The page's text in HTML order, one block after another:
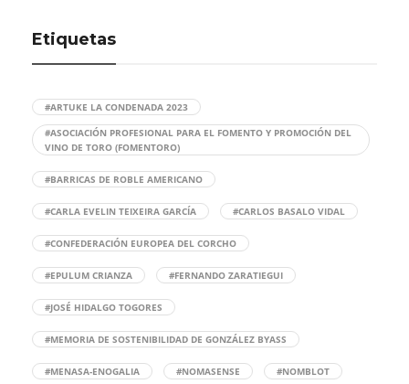
Etiquetas
#ARTUKE LA CONDENADA 2023
#ASOCIACIÓN PROFESIONAL PARA EL FOMENTO Y PROMOCIÓN DEL
VINO DE TORO (FOMENTORO)
#BARRICAS DE ROBLE AMERICANO
#CARLA EVELIN TEIXEIRA GARCÍA #CARLOS BASALO VIDAL
#CONFEDERACIÓN EUROPEA DEL CORCHO
#EPULUM CRIANZA #FERNANDO ZARATIEGUI
#JOSÉ HIDALGO TOGORES
#MEMORIA DE SOSTENIBILIDAD DE GONZÁLEZ BYASS
#MENASA-ENOGALIA #NOMASENSE #NOMBLOT